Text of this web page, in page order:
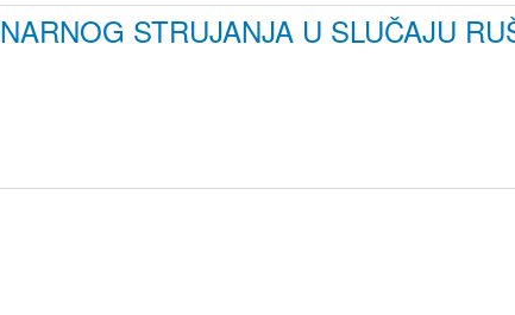
STRUJANJA U SLUČAJU